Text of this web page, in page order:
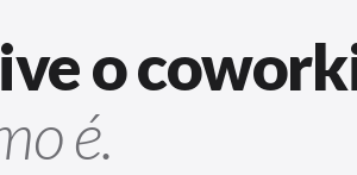
o
é.